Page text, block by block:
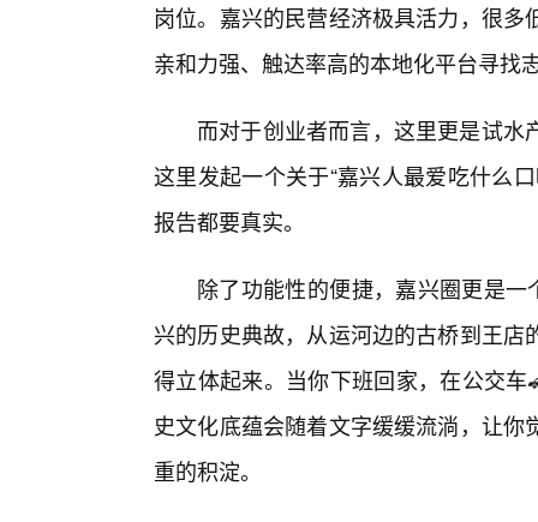
岗位。嘉兴的民营经济极具活力，很
亲和力强、触达率高的本地化平台寻找
而对于创业者而言，这里更是试
这里发起一个关于“嘉兴人最爱吃什么
报告都要真实。
除了功能性的便捷，嘉兴圈更是一
兴的历史典故，从运河边的古桥到王
得立体起来。当你下班回家，在公交
史文化底蕴会随着文字缓缓流淌，让
重的积淀。